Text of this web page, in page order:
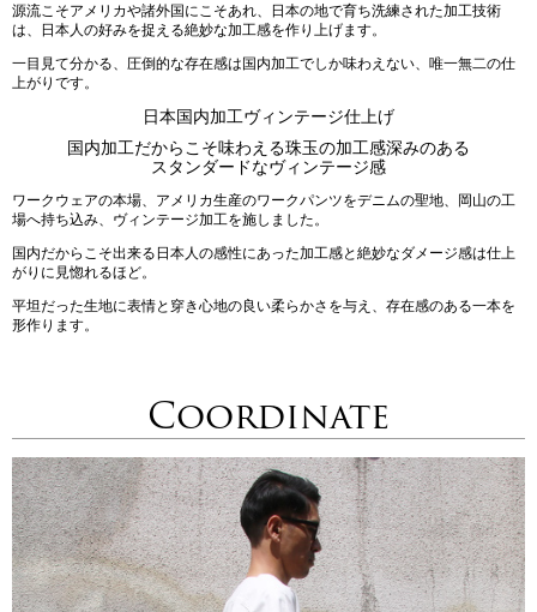
源流こそアメリカや諸外国にこそあれ、日本の地で育ち洗練された加工技術
は、日本人の好みを捉える絶妙な加工感を作り上げます。
一目見て分かる、圧倒的な存在感は国内加工でしか味わえない、唯一無二の仕
上がりです。
日本国内加工ヴィンテージ仕上げ
国内加工だからこそ味わえる珠玉の加工感深みのある
スタンダードなヴィンテージ感
ワークウェアの本場、アメリカ生産のワークパンツをデニムの聖地、岡山の工
場へ持ち込み、ヴィンテージ加工を施しました。
国内だからこそ出来る日本人の感性にあった加工感と絶妙なダメージ感は仕上
がりに見惚れるほど。
平坦だった生地に表情と穿き心地の良い柔らかさを与え、存在感のある一本を
形作ります。
Coordinate